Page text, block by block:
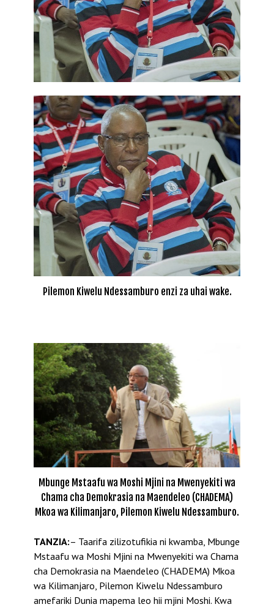
Pilemon Kiwelu Ndessamburo enzi za uhai wake.
Mbunge Mstaafu wa Moshi Mjini na Mwenyekiti wa
Chama cha Demokrasia na Maendeleo (CHADEMA)
Mkoa wa Kilimanjaro, Pilemon Kiwelu Ndessamburo.
TANZIA:– Taarifa zilizotufikia ni kwamba, Mbunge
Mstaafu wa Moshi Mjini na Mwenyekiti wa Chama
cha Demokrasia na Maendeleo (CHADEMA) Mkoa
wa Kilimanjaro, Pilemon Kiwelu Ndessamburo
amefariki Dunia mapema leo hii mjini Moshi. Kwa